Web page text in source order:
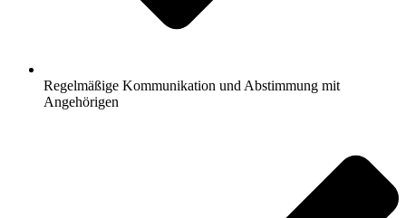
Regelmäßige Kommunikation und Abstimmung mit
Angehörigen